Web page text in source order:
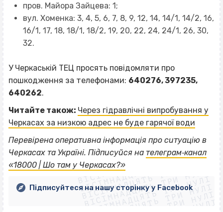
пров. Майора Зайцева: 1;
вул. Хоменка: 3, 4, 5, 6, 7, 8, 9, 12, 14, 14/1, 14/2, 16,
16/1, 17, 18, 18/1, 18/2, 19, 20, 22, 24, 24/1, 26, 30,
32.
У Черкаській ТЕЦ просять повідомляти про
пошкодження за телефонами: 640276, 397235,
640262.
Читайте також: Через гідравлічні випробування у
Черкасах за низкою адрес не буде гарячої води
Перевірена оперативна інформація про ситуацію в
Черкасах та Україні. Підписуйся на телеграм‐канал
«18000 | Шо там у Черкасах?»ВІСІМНАДЦЯТЬ ТРИ НУЛІ
ВІСІМНАДЦЯТЬ ТРИ НУЛІ
ВІСІМНАДЦЯТЬ ТРИ НУЛІ
ВІСІМНАДЦЯТЬ ТРИ НУЛІ
ВІСІМНАДЦЯТЬ ТРИ НУЛІ
ВІСІМНАДЦЯТЬ ТРИ НУЛІ
Підписуйтеся на нашу сторінку у Facebook